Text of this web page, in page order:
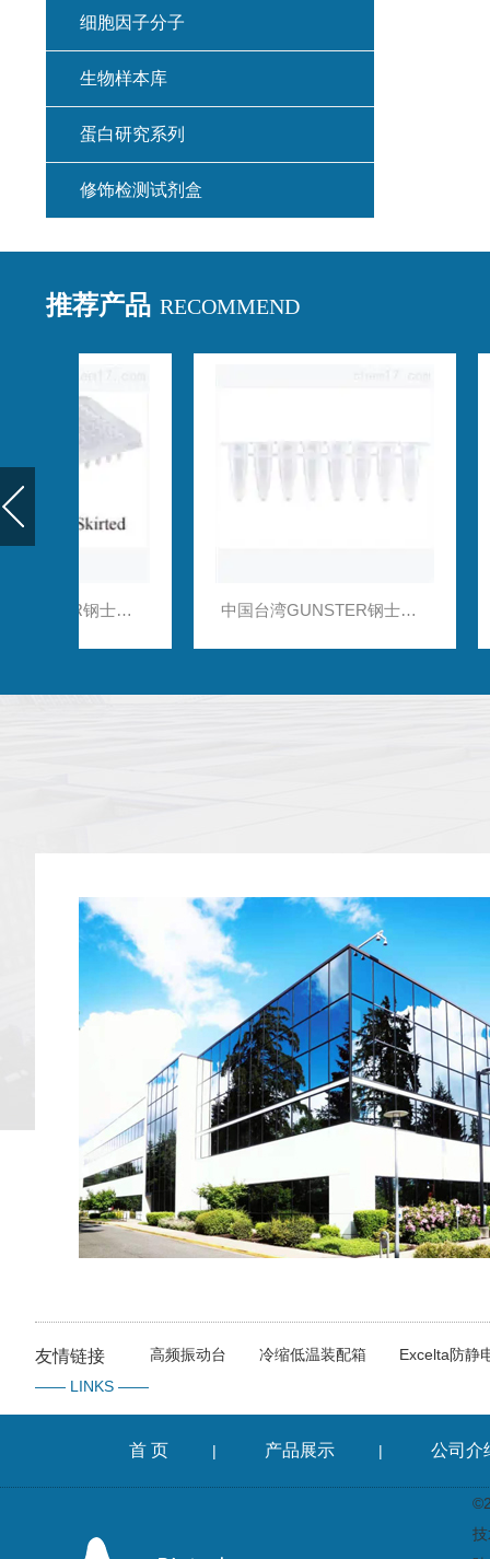
细胞因子分子
生物样本库
蛋白研究系列
修饰检测试剂盒
推荐产品 RECOMMEND
中国台湾GUNSTER钢士特PCR平盖8联排 （管盖分离）
友情链接
—— LINKS ——
高频振动台 冷缩低温装配箱 Excelta防静
首 页 | 产品展示 | 公司介